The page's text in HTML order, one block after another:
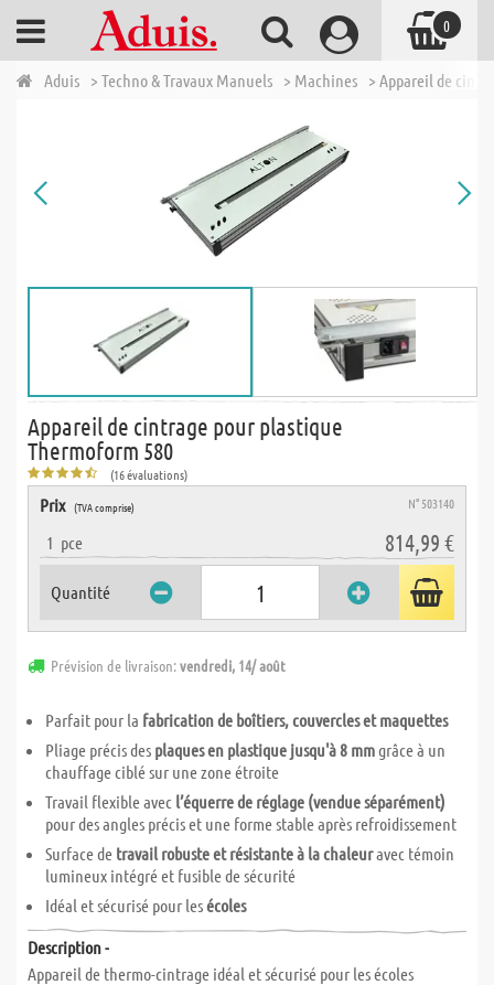
Aduis > Techno & Travaux Manuels > Machines > Appareil de
Appareil de cintrage pour plastique
Thermoform 580
(16 évaluations)
Prix (TVA comprise) N° 503140
1 pce 814,99 €
Quantité
Prévision de livraison:vendredi, 14/ août
Parfait pour la fabrication de boîtiers, couvercles et maquettes
Pliage précis des plaques en plastique jusqu'à 8 mmgrâce à un
chauffage ciblé sur une zone étroite
Travail flexible avec l’équerre de réglage (vendue séparément)
pour des angles précis et une forme stable après refroidissement
Surface de travail robuste et résistante à la chaleuravec témoin
lumineux intégré et fusible de sécurité
Idéal et sécurisé pour lesécoles
Description -
Appareil de thermo-cintrage idéal et sécurisé pour les écoles
0